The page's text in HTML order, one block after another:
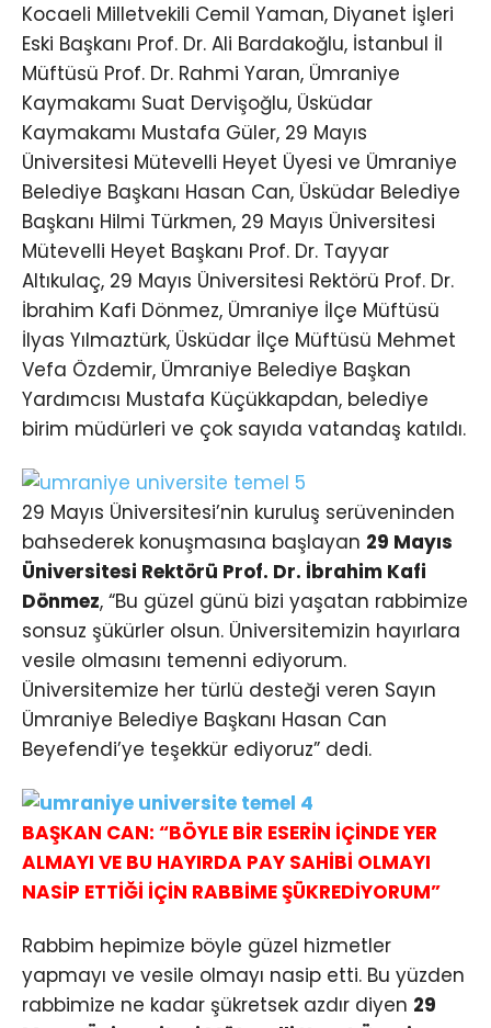
Kocaeli Milletvekili Cemil Yaman, Diyanet İşleri
Eski Başkanı Prof. Dr. Ali Bardakoğlu, İstanbul İl
Müftüsü Prof. Dr. Rahmi Yaran, Ümraniye
Kaymakamı Suat Dervişoğlu, Üsküdar
Kaymakamı Mustafa Güler, 29 Mayıs
Üniversitesi Mütevelli Heyet Üyesi ve Ümraniye
Belediye Başkanı Hasan Can, Üsküdar Belediye
Başkanı Hilmi Türkmen, 29 Mayıs Üniversitesi
Mütevelli Heyet Başkanı Prof. Dr. Tayyar
Altıkulaç, 29 Mayıs Üniversitesi Rektörü Prof. Dr.
İbrahim Kafi Dönmez, Ümraniye İlçe Müftüsü
İlyas Yılmaztürk, Üsküdar İlçe Müftüsü Mehmet
Vefa Özdemir, Ümraniye Belediye Başkan
Yardımcısı Mustafa Küçükkapdan, belediye
birim müdürleri ve çok sayıda vatandaş katıldı.
29 Mayıs Üniversitesi’nin kuruluş serüveninden
bahsederek konuşmasına başlayan 29 Mayıs
Üniversitesi Rektörü Prof. Dr. İbrahim Kafi
Dönmez, “Bu güzel günü bizi yaşatan rabbimize
sonsuz şükürler olsun. Üniversitemizin hayırlara
vesile olmasını temenni ediyorum.
Üniversitemize her türlü desteği veren Sayın
Ümraniye Belediye Başkanı Hasan Can
Beyefendi’ye teşekkür ediyoruz” dedi.
BAŞKAN CAN: “BÖYLE BİR ESERİN İÇİNDE YER
ALMAYI VE BU HAYIRDA PAY SAHİBİ OLMAYI
NASİP ETTİĞİ İÇİN RABBİME ŞÜKREDİYORUM”
Rabbim hepimize böyle güzel hizmetler
yapmayı ve vesile olmayı nasip etti. Bu yüzden
rabbimize ne kadar şükretsek azdır diyen 29